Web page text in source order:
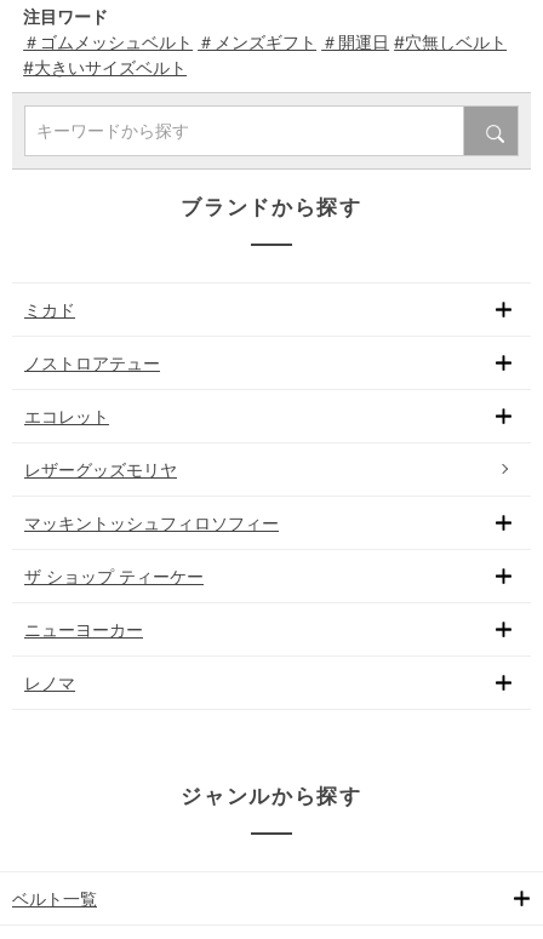
注目ワード
＃ゴムメッシュベルト ＃メンズギフト ＃開運日 #穴無しベルト
#大きいサイズベルト
キーワードから探す
ブランドから探す
ミカド
ノストロアテュー
エコレット
レザーグッズモリヤ
マッキントッシュフィロソフィー
ザ ショップ ティーケー
ニューヨーカー
レノマ
ジャンルから探す
ベルト一覧